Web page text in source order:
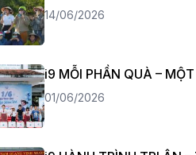
14/06/2026
i9 MỖI PHẦN QUÀ –
01/06/2026